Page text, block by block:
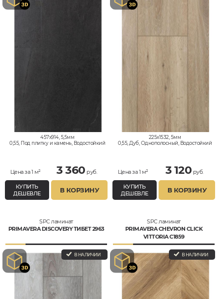
457x914, 5,5мм
0,55, Под плитку и камень, Водостойкий
Цена за 1 м² 3 360 руб.
КУПИТЬ
ДЕШЕВЛЕ
В КОРЗИНУ
225x1532, 5мм
0,55, Дуб, Однополосный, Водостойкий
Цена за 1 м² 3 120 руб.
КУПИТЬ
ДЕШЕВЛЕ
В КОРЗИНУ
SPC ламинат
PRIMAVERA DISCOVERY ТИБЕТ 2963
В НАЛИЧИИ
SPC ламинат
PRIMAVERA CHEVRON CLICK
VITTORIA C1859
В НАЛИЧИИ